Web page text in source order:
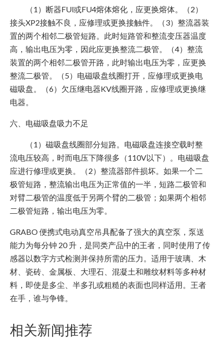
（1）断器FUl或FU4熔体熔化，应更换熔体。（2）
接头XP2接触不良，应修理或更换接触件。（3）整流器装
置的两个相邻二极管短路。此时短路管和整流变压器温度
高，输出电压为零，因此应更换整流二极管。（4）整流
装置的两个相邻二极管开路，此时输出电压为零，应更换
整流二极管。（5）电磁吸盘线圈打开，应修理或更换电
磁吸盘。（6）欠压继电器KV线圈开路，应修理或更换继
电器。
六、电磁吸盘吸力不足
（1）磁吸盘线圈部分短路。电磁吸盘连接空载时整
流电压较高，时而电压下降很多（110V以下）。电磁吸盘
应进行修理或更换。（2）整流器部件损坏。如果一个二
极管短路，整流输出电压为正常值的一半，短路二极管和
对臂二极管的温度低于另两个臂的二极管；如果两个相邻
二极管短路，输出电压为零。
GRABO 便携式电动真空吊具配备了强大的真空泵，泵送
能力为每分钟 20 升，是同类产品中的王者，同时使用了传
感器以数字方式检测并保持所需的压力。适用于玻璃、木
材、瓷砖、金属板、大理石、混凝土和雕纹材料等多种材
料，即使是多尘、半多孔或粗糙的表面也同样适用。王者
在手，谁与争锋。
相关新闻推荐